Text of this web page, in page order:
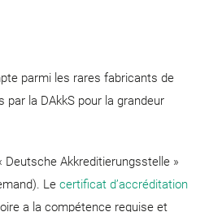
parmi les rares fabricants de
la DAkkS pour la grandeur
Deutsche Akkreditierungsstelle »
Le certificat d’accréditation
a la compétence requise et